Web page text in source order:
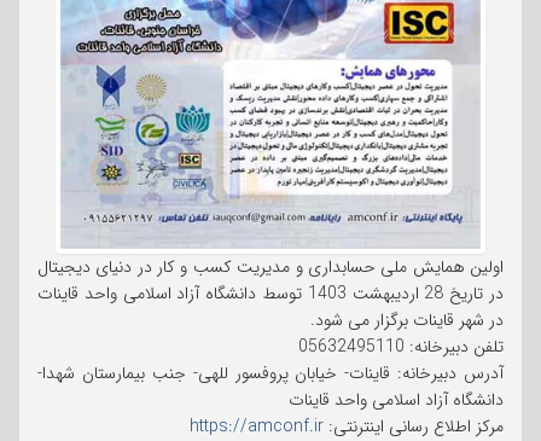
اولین همایش ملی حسابداری و مدیریت کسب و کار در دنیای دیجیتال
در تاریخ 28 اردیبهشت 1403 توسط دانشگاه آزاد اسلامی واحد قاینات
در شهر قاینات برگزار می شود.
تلفن دبیرخانه: 05632495110
آدرس دبیرخانه: قاینات- خیابان پروفسور للهی- جنب بیمارستان شهدا-
دانشگاه آزاد اسلامی واحد قاینات
مرکز اطلاع رسانی اینترنتی: https://amconf.ir